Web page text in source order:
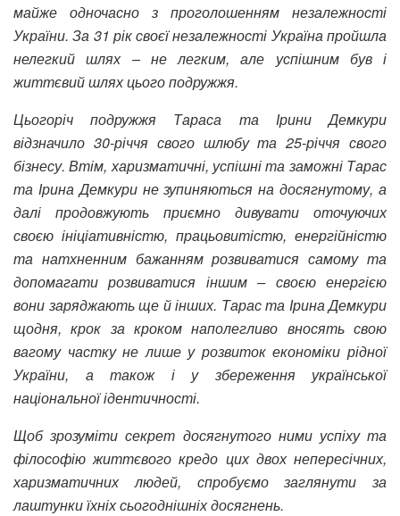
майже одночасно з проголошенням незалежності
України. За 31 рік своєї незалежності Україна пройшла
нелегкий шлях – не легким, але успішним був і
життєвий шлях цього подружжя.
Цьогоріч подружжя Тараса та Ірини Демкури
відзначило 30-річчя свого шлюбу та 25-річчя свого
бізнесу. Втім, харизматичні, успішні та заможні Тарас
та Ірина Демкури не зупиняються на досягнутому, а
далі продовжують приємно дивувати оточуючих
своєю ініціативністю, працьовитістю, енергійністю
та натхненним бажанням розвиватися самому та
допомагати розвиватися іншим – своєю енергією
вони заряджають ще й інших. Тарас та Ірина Демкури
щодня, крок за кроком наполегливо вносять свою
вагому частку не лише у розвиток економіки рідної
України, а також і у збереження української
національної ідентичності.
Щоб зрозуміти секрет досягнутого ними успіху та
філософію життєвого кредо цих двох непересічних,
харизматичних людей, спробуємо заглянути за
лаштунки їхніх сьогоднішніх досягнень.